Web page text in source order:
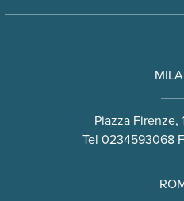
Piazza Firenze,
Tel 0234593068